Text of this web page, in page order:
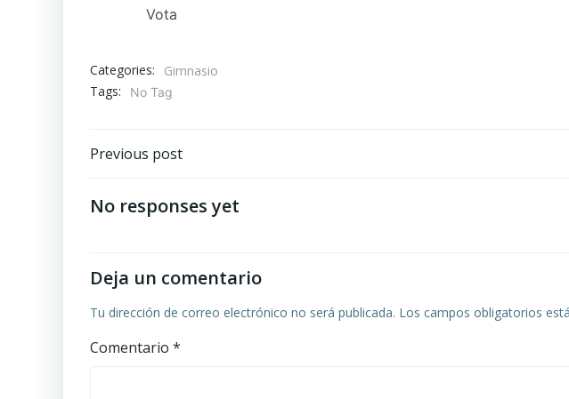
Vota
Categories:
Gimnasio
Tags:
No Tag
Navegación
de
Previous post
No responses yet
Deja un comentario
Tu dirección de correo electrónico no será publicada. Los campos obligatorios
Comentario *